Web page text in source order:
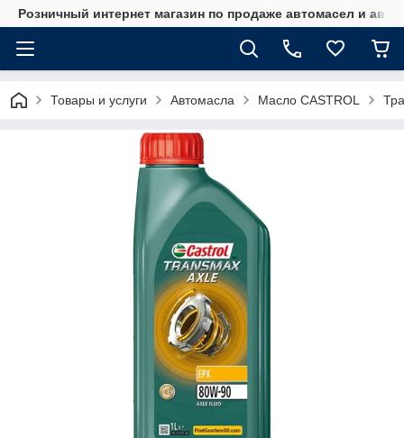
Розничный интернет магазин по продаже автомасел и
Товары и услуги Автомасла Масло CASTROL